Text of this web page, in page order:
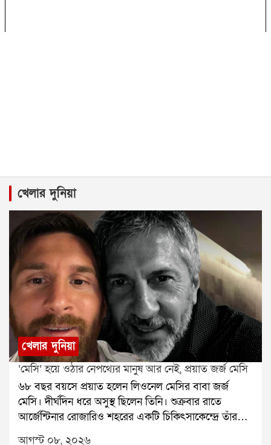
খেলার দুনিয়া
খেলার দুনিয়া
‘মেসি’ হয়ে ওঠার নেপথ্যের মানুষ আর নেই, প্রয়াত জর্জ মেসি
৬৮ বছর বয়সে প্রয়াত হলেন লিওনেল মেসির বাবা জর্জ
মেসি। দীর্ঘদিন ধরে অসুস্থ ছিলেন তিনি। শুক্রবার রাতে
আর্জেন্টিনার রোজারিও শহরের একটি চিকিৎসাকেন্দ্রে তাঁর
মৃত্যু হয়েছে বলে মেসির পরিবারের তরফে নিশ্চিত করা
আগস্ট ০৮, ২০২৬